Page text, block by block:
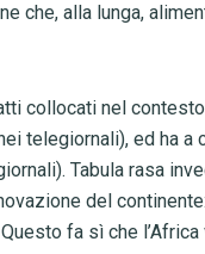
che, alla lunga,
collocati nel
telegiornali), ed ha
Tabula rasa
del
fa sì che